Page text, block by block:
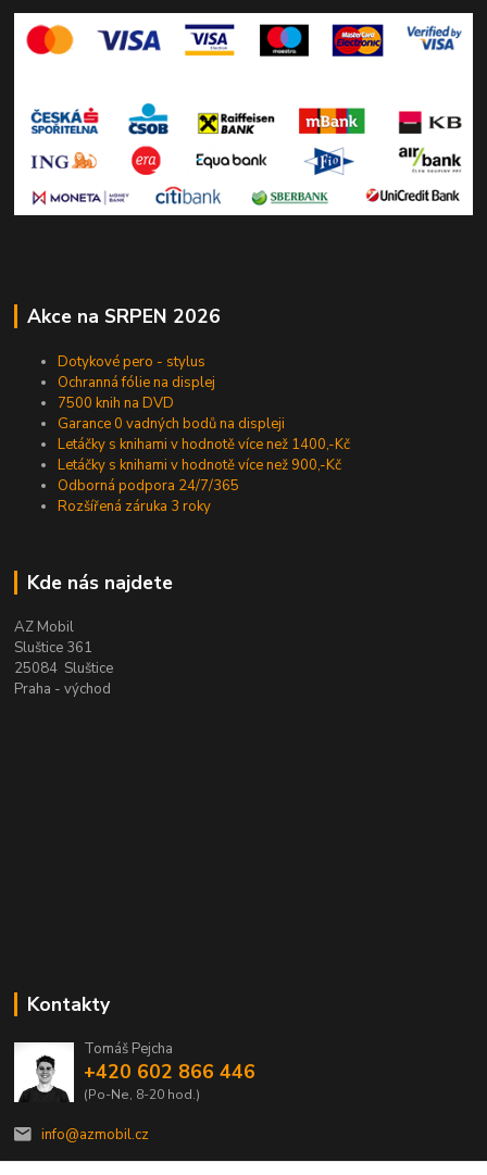
Akce na SRPEN 2026
Dotykové pero - stylus
Ochranná fólie na displej
7500 knih na DVD
Garance 0 vadných bodů na displeji
Letáčky s knihami v hodnotě více než 1400,-Kč
Letáčky s knihami v hodnotě více než 900,-Kč
Odborná podpora 24/7/365
Rozšířená záruka 3 roky
Kde nás najdete
AZ Mobil
Sluštice 361
25084 Sluštice
Praha - východ
Kontakty
Tomáš Pejcha
+420 602 866 446
(Po-Ne, 8-20 hod.)
info@azmobil.cz